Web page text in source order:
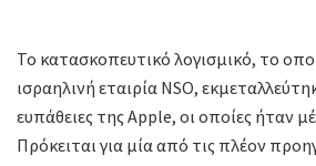
Το κατασκοπευτικό λογισμικό, το
ισραηλινή εταιρία NSO,
ευπάθειες της Apple, οι οποίες ήταν
Πρόκειται για μία από τις πλέον